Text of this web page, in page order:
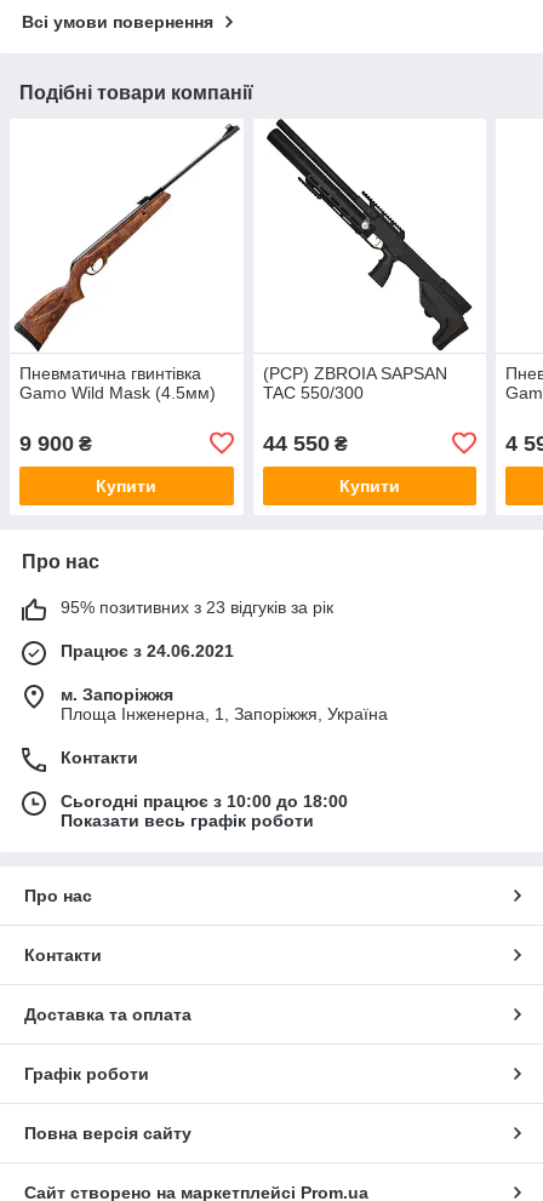
Всі умови повернення
Подібні товари компанії
Пневматична гвинтівка
Gamo Wild Mask (4.5мм)
9 900 ₴
Купити
(PCP) ZBROIA SAPSAN
TAC 550/300
44 550₴
Купити
4
Про нас
95% позитивних з 23 відгуків за рік
Працює з 24.06.2021
м. Запоріжжя
Площа Інженерна, 1, Запоріжжя, Україна
Контакти
Сьогодні працює з 10:00 до 18:00
Показати весь графік роботи
Про нас
Контакти
Доставка та оплата
Графік роботи
Повна версія сайту
Сайт створено на маркетплейсі Prom.ua